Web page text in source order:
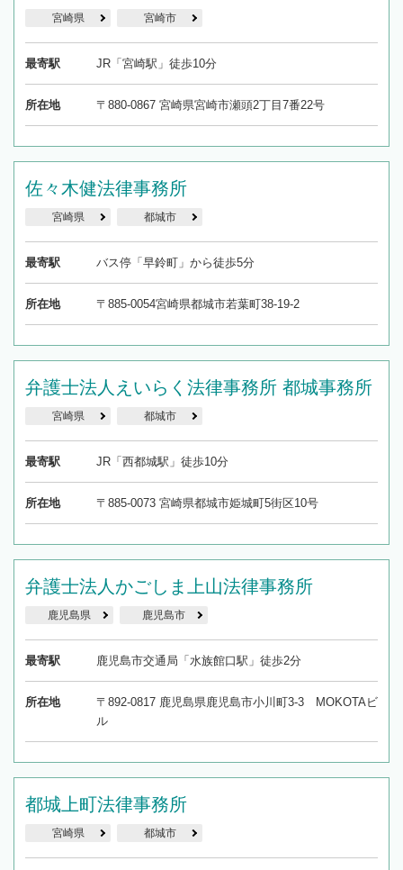
宮崎県 宮崎市
最寄駅 JR「宮崎駅」徒歩10分
所在地 〒880-0867 宮崎県宮崎市瀬頭2丁目7番22号
佐々木健法律事務所
宮崎県 都城市
最寄駅 バス停「早鈴町」から徒歩5分
所在地 〒885-0054宮崎県都城市若葉町38-19-2
弁護士法人えいらく法律事務所 都城事務所
宮崎県 都城市
最寄駅 JR「西都城駅」徒歩10分
所在地 〒885-0073 宮崎県都城市姫城町5街区10号
弁護士法人かごしま上山法律事務所
鹿児島県 鹿児島市
最寄駅 鹿児島市交通局「水族館口駅」徒歩2分
所在地
〒892-0817 鹿児島県鹿児島市小川町3-3 MOKOTAビ
ル
都城上町法律事務所
宮崎県 都城市